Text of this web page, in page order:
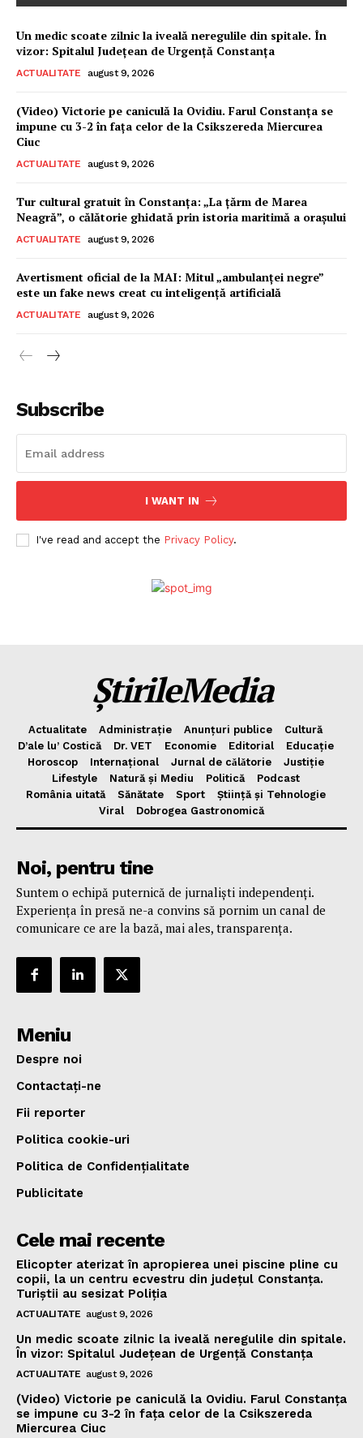
Un medic scoate zilnic la iveală neregulile din spitale. În
vizor: Spitalul Județean de Urgență Constanța
ACTUALITATE august 9, 2026
(Video) Victorie pe caniculă la Ovidiu. Farul Constanța se
impune cu 3-2 în fața celor de la Csikszereda Miercurea
Ciuc
ACTUALITATE august 9, 2026
Tur cultural gratuit în Constanța: „La țărm de Marea
Neagră”, o călătorie ghidată prin istoria maritimă a orașului
ACTUALITATE august 9, 2026
Avertisment oficial de la MAI: Mitul „ambulanței negre”
este un fake news creat cu inteligență artificială
ACTUALITATE august 9, 2026
Subscribe
I WANT IN
I've read and accept the Privacy Policy.
ȘtirileMedia
Actualitate Administrație Anunțuri publice
Cultură
D’ale lu’ Costică
Dr. VET Economie Editorial
Educație
Horoscop
Internațional Jurnal de cǎlǎtorie
Justiție
Lifestyle
Natură și Mediu Politică
Podcast
România uitată
Sănătate Sport
Știință și Tehnologie
Viral
Dobrogea Gastronomică
Noi, pentru tine
Suntem o echipă puternică de jurnaliști independenți.
Experiența în presă ne-a convins să pornim un canal de
comunicare ce are la bază, mai ales, transparența.
Meniu
Despre noi
Contactați-ne
Fii reporter
Politica cookie-uri
Politica de Confidențialitate
Publicitate
Cele mai recente
Elicopter aterizat în apropierea unei piscine pline cu
copii, la un centru ecvestru din județul Constanța.
Turiștii au sesizat Poliția
ACTUALITATE august 9, 2026
Un medic scoate zilnic la iveală neregulile din spitale.
În vizor: Spitalul Județean de Urgență Constanța
ACTUALITATE august 9, 2026
(Video) Victorie pe caniculă la Ovidiu. Farul Constanța
se impune cu 3-2 în fața celor de la Csikszereda
Miercurea Ciuc